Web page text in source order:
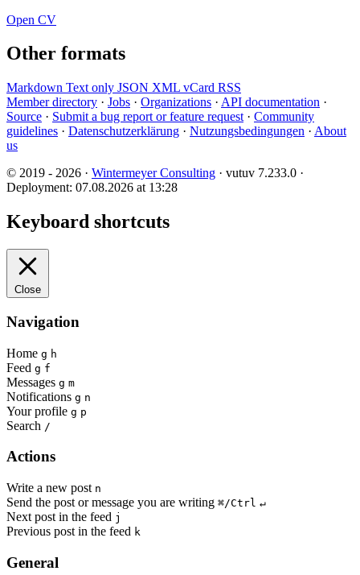
Open CV
Other formats
Markdown Text only JSON XML vCard RSS
Member directory · Jobs · Organizations · API documentation ·
Source · Submit a bug report or feature request · Community
guidelines · Datenschutzerklärung · Nutzungsbedingungen · About
us
© 2019 - 2026 · Wintermeyer Consulting · vutuv 7.233.0 ·
Deployment: 07.08.2026 at 13:28
Keyboard shortcuts
Close
Navigation
Home g h
Feed g f
Messages g m
Notifications g n
Your profile g p
Search /
Actions
Write a new post n
Send the post or message you are writing ⌘/Ctrl ↵
Next post in the feed j
Previous post in the feed k
General